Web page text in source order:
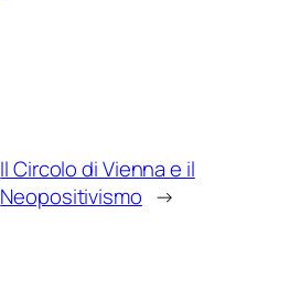
Il Circolo di Vienna e il
Neopositivismo →